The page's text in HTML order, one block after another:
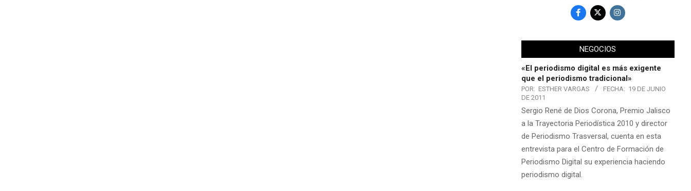
NEGOCIOS
«El periodismo digital es más exigente
que el periodismo tradicional»
POR: ESTHER VARGAS FECHA: 19 DE JUNIO
DE 2011
Sergio René de Dios Corona, Premio Jalisco
a la Trayectoria Periodística 2010 y director
de Periodismo Trasversal, cuenta en esta
entrevista para el Centro de Formación de
Periodismo Digital su experiencia haciendo
periodismo digital.